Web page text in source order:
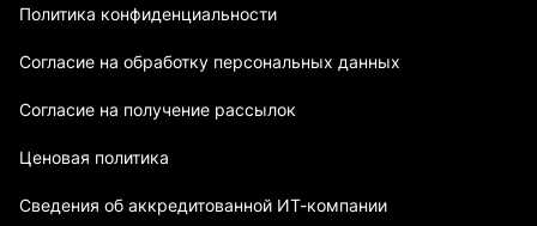
Политика конфиденциальности
Согласие на обработку персональных данных
Согласие на получение рассылок
Ценовая политика
Сведения об аккредитованной ИТ-компании